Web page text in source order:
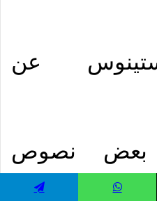
عن
بعض نصوص